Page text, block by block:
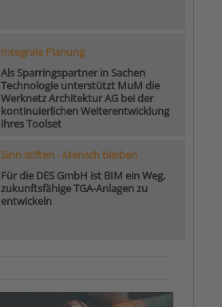
Integrale Planung
Als Sparringspartner in Sachen
Technologie unterstützt MuM die
Werknetz Architektur AG bei der
kontinuierlichen Weiterentwicklung
ihres Toolset
Sinn stiften - Mensch bleiben
Für die DES GmbH ist BIM ein Weg,
zukunftsfähige TGA-Anlagen zu
entwickeln